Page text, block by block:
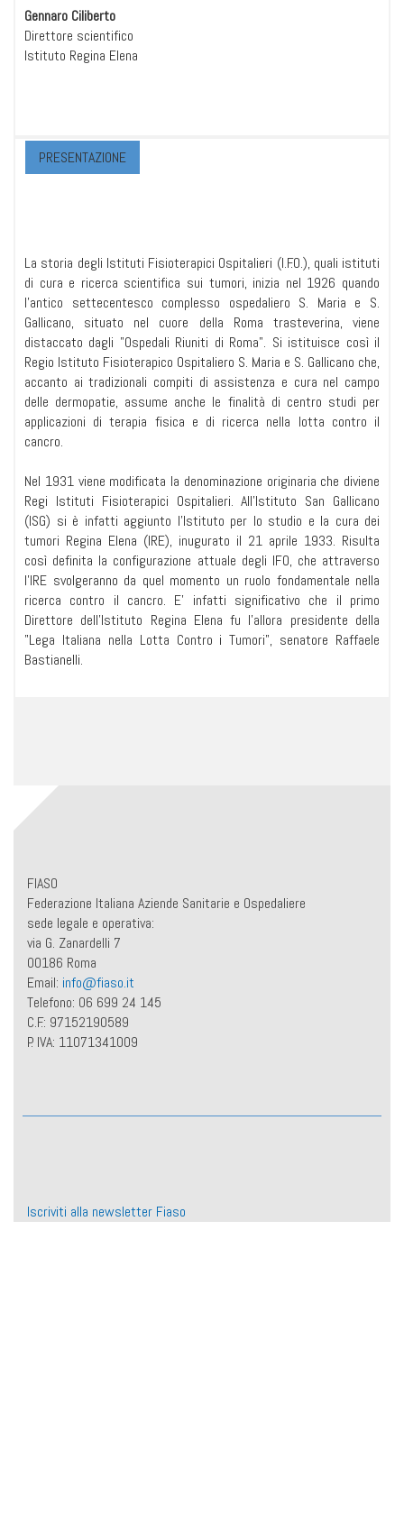
Gennaro Ciliberto
Direttore scientifico
Istituto Regina Elena
PRESENTAZIONE
La storia degli Istituti Fisioterapici Ospitalieri (I.F.O.), quali istituti
di cura e ricerca scientifica sui tumori, inizia nel 1926 quando
l'antico settecentesco complesso ospedaliero S. Maria e S.
Gallicano, situato nel cuore della Roma trasteverina, viene
distaccato dagli "Ospedali Riuniti di Roma". Si istituisce così il
Regio Istituto Fisioterapico Ospitaliero S. Maria e S. Gallicano che,
accanto ai tradizionali compiti di assistenza e cura nel campo
delle dermopatie, assume anche le finalità di centro studi per
applicazioni di terapia fisica e di ricerca nella lotta contro il
cancro.
Nel 1931 viene modificata la denominazione originaria che diviene
Regi Istituti Fisioterapici Ospitalieri. All'Istituto San Gallicano
(ISG) si è infatti aggiunto l'Istituto per lo studio e la cura dei
tumori Regina Elena (IRE), inugurato il 21 aprile 1933. Risulta
così definita la configurazione attuale degli IFO, che attraverso
l'IRE svolgeranno da quel momento un ruolo fondamentale nella
ricerca contro il cancro. E' infatti significativo che il primo
Direttore dell'Istituto Regina Elena fu l'allora presidente della
"Lega Italiana nella Lotta Contro i Tumori", senatore Raffaele
Bastianelli.
FIASO
Federazione Italiana Aziende Sanitarie e Ospedaliere
sede legale e operativa:
via G. Zanardelli 7
00186 Roma
Email: info@fiaso.it
Telefono: 06 699 24 145
C.F.: 97152190589
P. IVA: 11071341009
Iscriviti alla newsletter Fiaso